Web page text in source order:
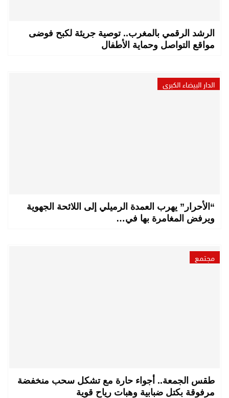
الرشد الرقمي بالمغرب.. توصية جريئة لكبح فوضى
مواقع التواصل وحماية الأطفال
الدار البيضاء الكبرى
“الأحرار” يهرب العمدة الرميلي إلى اللائحة الجهوية
ويرفض المغامرة بها في…
مجتمع
طقس الجمعة.. أجواء حارة مع تشكل سحب منخفضة
مرفوقة بكتل ضبابية وهبات رياح قوية